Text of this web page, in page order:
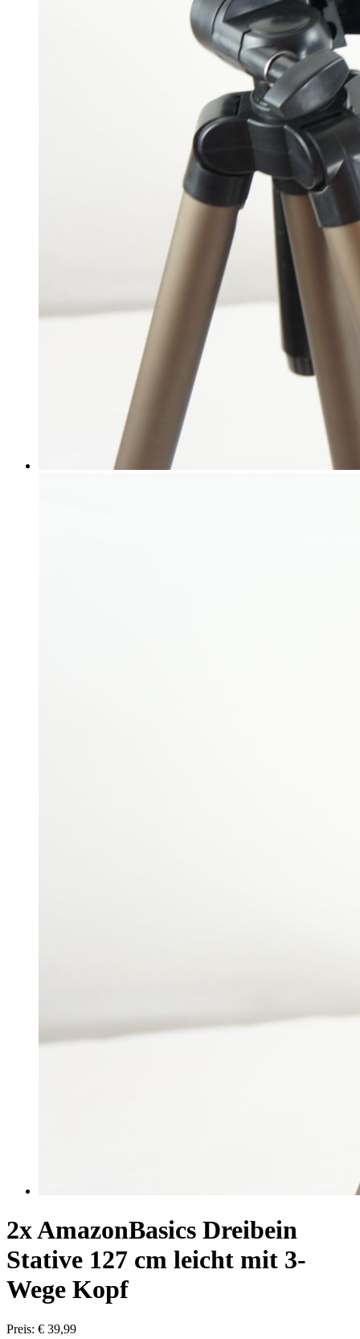
2x AmazonBasics Dreibein
Stative 127 cm leicht mit 3-
Wege Kopf
Preis: € 39,99